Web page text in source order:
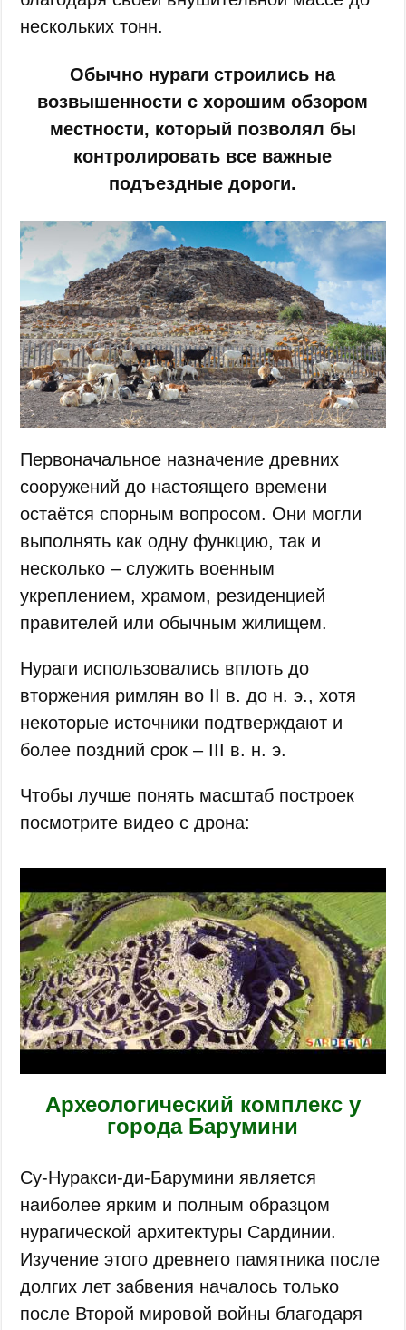
нескольких тонн.
Обычно нураги строились на
возвышенности с хорошим обзором
местности, который позволял бы
контролировать все важные
подъездные дороги.
Первоначальное назначение древних
сооружений до настоящего времени
остаётся спорным вопросом. Они могли
выполнять как одну функцию, так и
несколько – служить военным
укреплением, храмом, резиденцией
правителей или обычным жилищем.
Нураги использовались вплоть до
вторжения римлян во II в. до н. э., хотя
некоторые источники подтверждают и
более поздний срок – III в. н. э.
Чтобы лучше понять масштаб построек
посмотрите видео с дрона:
Археологический комплекс у
города Барумини
Су-Нуракси-ди-Барумини является
наиболее ярким и полным образцом
нурагической архитектуры Сардинии.
Изучение этого древнего памятника после
долгих лет забвения началось только
после Второй мировой войны благодаря